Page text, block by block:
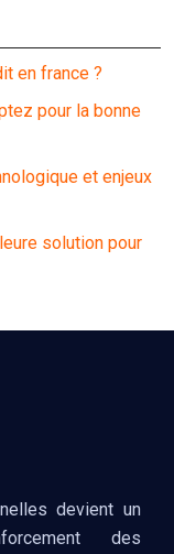
en france ?
pour la bonne
et enjeux
solution pour
devient un
des